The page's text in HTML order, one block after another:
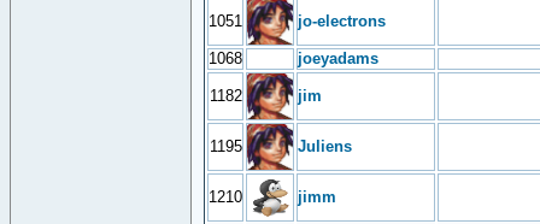
1051 jo-electrons
1068 joeyadams
1182 jim
1195 Juliens
1210 jimm